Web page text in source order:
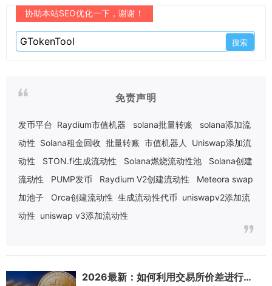
协助本站SEO优化一下，谢谢！
免责声明
发币平台 Raydium市值机器 solana批量转账
solana添加流
动性 Solana租金回收 批量转账 市值机器人
Uniswap添加流
动性
STON.fi生成流动性 Solana燃烧流动性池
Solana创建
流动性
PUMP发币 Raydium V2创建流动性
Meteora swap
加池子
Orca创建流动性 生成流动性代币 uniswapv2添加流
动性 uniswap v3添加流动性
2026最新：如何利用交易所价差进行币圈跨平台搬砖套利（附详细步骤）